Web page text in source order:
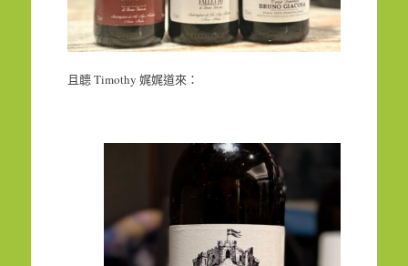
且聼 Timothy 娓娓道來：